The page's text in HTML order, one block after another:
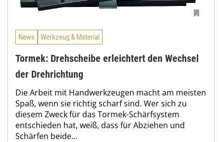
News Werkzeug & Material
Tormek: Drehscheibe erleichtert den Wechsel
der Drehrichtung
Die Arbeit mit Handwerkzeugen macht am meisten
Spaß, wenn sie richtig scharf sind. Wer sich zu
diesem Zweck für das Tormek-Schärfsystem
entschieden hat, weiß, dass für Abziehen und
Schärfen beide...